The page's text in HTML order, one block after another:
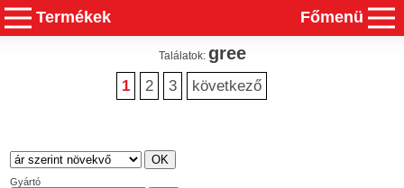
Termékek Főmenü
Találatok: gree
1 2 3 következő
Gyártó